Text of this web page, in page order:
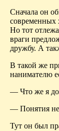
Сначала он
современных
Но тот
враги
дружбу. А
В такой же
нанимателю
— Что же я
— Понятия
Тут он был